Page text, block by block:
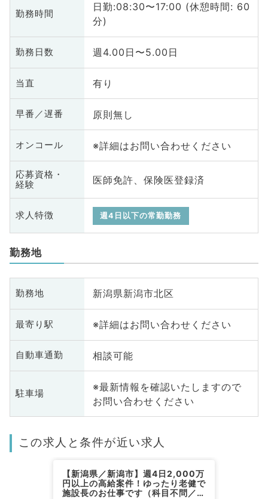
勤務時間
日勤:08:30〜17:00 (休憩時間: 60
分)
勤務日数 週4.00日〜5.00日
当直 有り
早番／遅番 原則無し
オンコール ※詳細はお問い合わせください
応募資格・
経験
医師免許、保険医登録済
求人特徴 週4日以下の常勤勤務
勤務地
勤務地 新潟県新潟市北区
最寄り駅 ※詳細はお問い合わせください
自動車通勤 相談可能
駐車場
※最新情報を確認いたしますので
お問い合わせください
この求人と条件が近い求人
【新潟県／新潟市】週4日2,000万
円以上の高給案件！ゆったり老健で
施設長のお仕事です（科目不問／常